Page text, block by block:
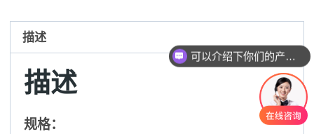
描述
描述
规格：
可以介绍下你们的产品么？